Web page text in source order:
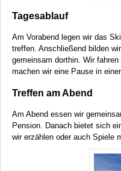
Tagesablauf
Am Vorabend legen wir das
treffen. Anschließend bilden
gemeinsam dorthin. Wir
machen wir eine Pause in
Treffen am Abend
Am Abend essen wir
Pension. Danach bietet sich
wir erzählen oder auch Spiele